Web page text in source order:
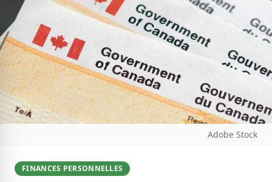
Adobe Stock
FINANCES PERSONNELLES